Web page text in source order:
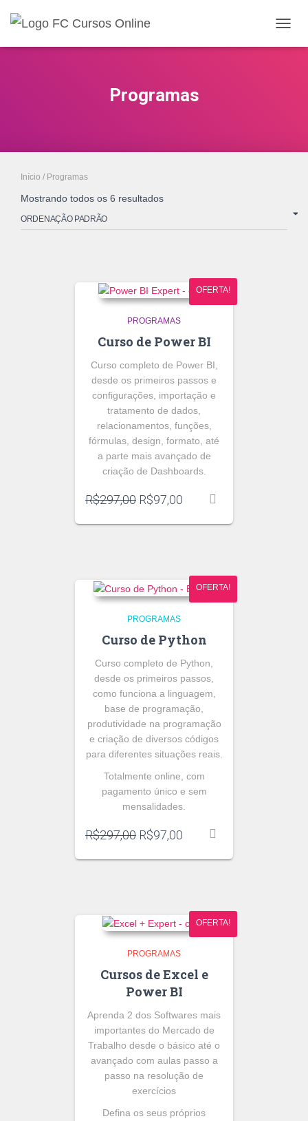
Programas
Início / Programas
Mostrando todos os 6 resultados
OFERTA!
PROGRAMAS
Curso de Power BI
Curso completo de Power BI,
desde os primeiros passos e
configurações, importação e
tratamento de dados,
relacionamentos, funções,
fórmulas, design, formato, até
a parte mais avançado de
criação de Dashboards.
R$297,00 O
original
R$97,00
atual
OFERTA!
PROGRAMAS
Curso de Python
Curso completo de Python,
desde os primeiros passos,
como funciona a linguagem,
base de programação,
produtividade na programação
e criação de diversos códigos
para diferentes situações reais.
Totalmente online, com
pagamento único e sem
mensalidades.
R$297,00 O
original
R$97,00
atual
OFERTA!
PROGRAMAS
Cursos de Excel e
Power BI
Aprenda 2 dos Softwares mais
importantes do Mercado de
Trabalho desde o básico até o
avançado com aulas passo a
passo na resolução de
exercícios
Defina os seus próprios